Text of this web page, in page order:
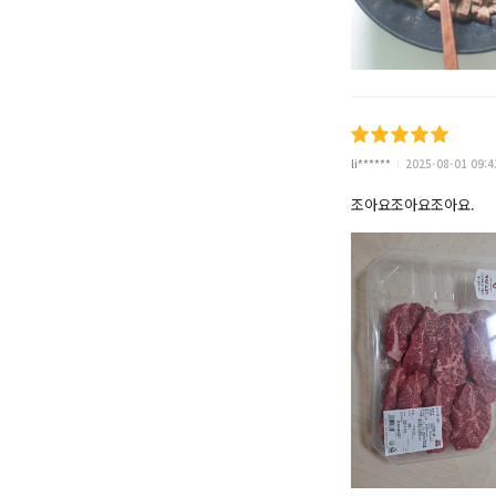
li****** 2025-08-01
조아요조아요조아요.